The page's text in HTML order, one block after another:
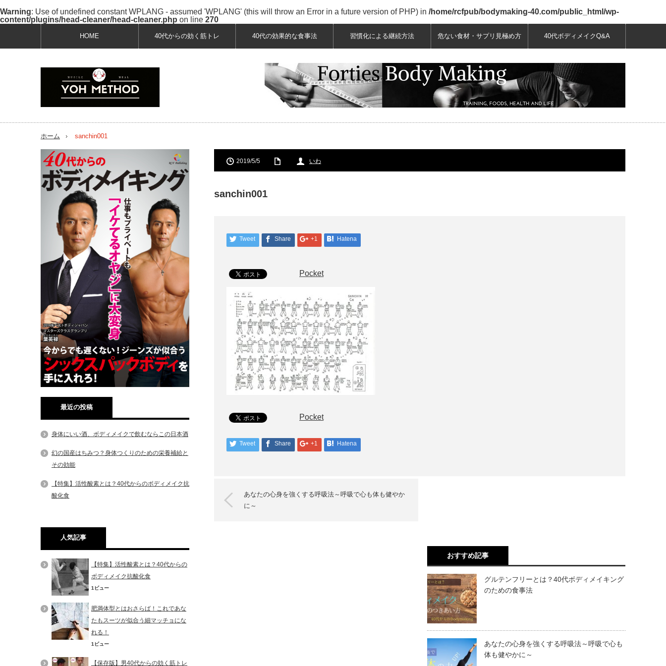
Warning: Use of undefined constant WPLANG - assumed 'WPLANG' (this will throw an Error in a future version of PHP) in /home/rcfpub/bodymaking-40.com/public_html/wp-
content/plugins/head-cleaner/head-cleaner.php on line 270
HOME 40代からの効く筋トレ 40代の効果的な食事法 習慣化による継続方法 危ない食材・サプリ見極め方 40代ボディメイクQ&A
ホーム sanchin001
2019/5/5 いわ
sanchin001
Tweet Share +1 Hatena
Pocket
Pocket
Tweet Share +1 Hatena
あなたの心身を強くする呼吸法～呼吸で心も体も健やか
に～
おすすめ記事
グルテンフリーとは？40代ボディメイキング
のための食事法
あなたの心身を強くする呼吸法～呼吸で心も
体も健やかに～
最近の投稿
身体にいい酒、ボディメイクで飲むならこの日本酒
幻の国産はちみつ？身体つくりのための栄養補給と
その効能
【特集】活性酸素とは？40代からのボディメイク抗
酸化食
人気記事
【特集】活性酸素とは？40代からの
ボディメイク抗酸化食
1ビュー
肥満体型とはおさらば！これであな
たもスーツが似合う細マッチョにな
れる！
1ビュー
【保存版】男40代からの効く筋トレ